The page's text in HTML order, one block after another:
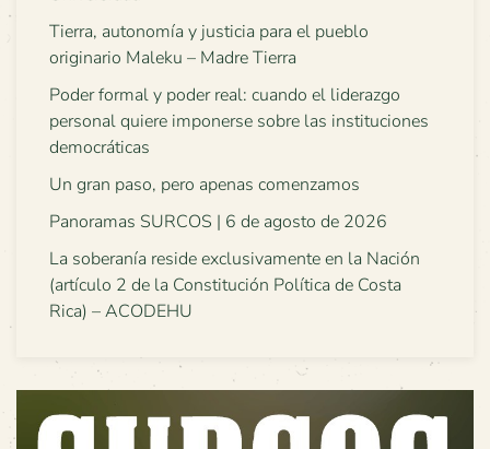
Tierra, autonomía y justicia para el pueblo
originario Maleku – Madre Tierra
Poder formal y poder real: cuando el liderazgo
personal quiere imponerse sobre las instituciones
democráticas
Un gran paso, pero apenas comenzamos
Panoramas SURCOS | 6 de agosto de 2026
La soberanía reside exclusivamente en la Nación
(artículo 2 de la Constitución Política de Costa
Rica) – ACODEHU